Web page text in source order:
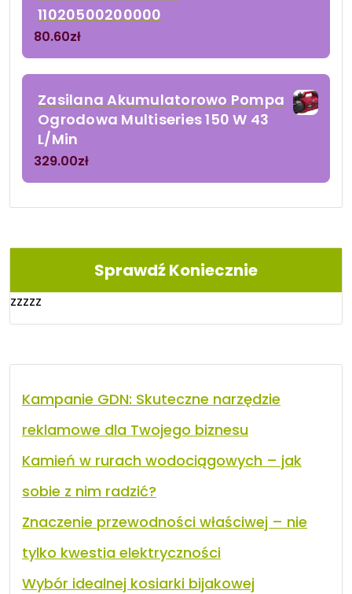
11020500200000
80.60zł
Zasilana Akumulatorowo Pompa
Ogrodowa Multiseries 150 W 43
L/Min
329.00zł
Sprawdź Koniecznie
zzzzz
Kampanie GDN: Skuteczne narzędzie
reklamowe dla Twojego biznesu
Kamień w rurach wodociągowych – jak
sobie z nim radzić?
Znaczenie przewodności właściwej – nie
tylko kwestia elektryczności
Wybór idealnej kosiarki bijakowej